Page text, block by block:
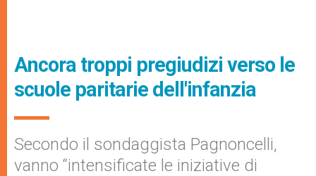
Ancora troppi pregiudizi verso le
scuole paritarie dell'infanzia
Secondo il sondaggista Pagnoncelli,
vanno “intensificate le iniziative di